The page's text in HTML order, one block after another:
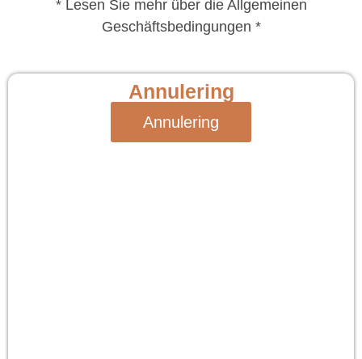
* Lesen Sie mehr über die Allgemeinen
Geschäftsbedingungen *
Annulering
Annulering